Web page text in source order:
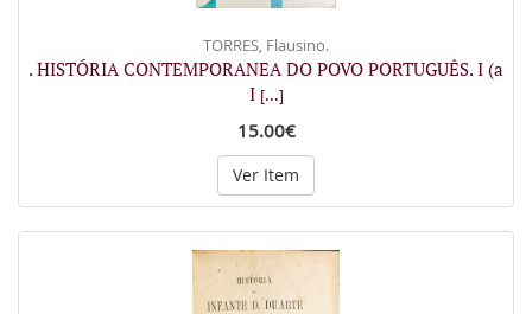
TORRES, Flausino.
. HISTÓRIA CONTEMPORANEA DO POVO PORTUGUÊS. I (a
I [...]
15.00€
Ver Item